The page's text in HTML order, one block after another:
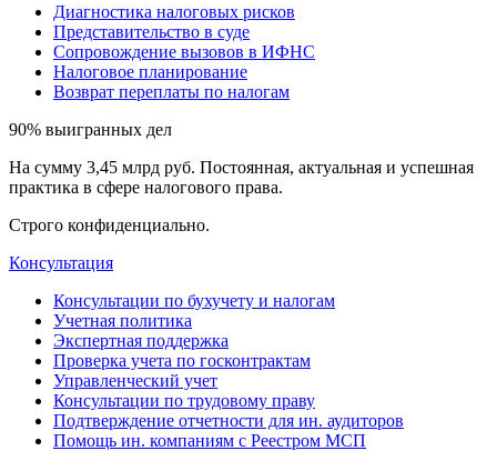
Диагностика налоговых рисков
Представительство в суде
Сопровождение вызовов в ИФНС
Налоговое планирование
Возврат переплаты по налогам
90% выигранных дел
На сумму 3,45 млрд руб. Постоянная, актуальная и успешная
практика в сфере налогового права.
Строго конфиденциально.
Консультация
Консультации по бухучету и налогам
Учетная политика
Экспертная поддержка
Проверка учета по госконтрактам
Управленческий учет
Консультации по трудовому праву
Подтверждение отчетности для ин. аудиторов
Помощь ин. компаниям с Реестром МСП